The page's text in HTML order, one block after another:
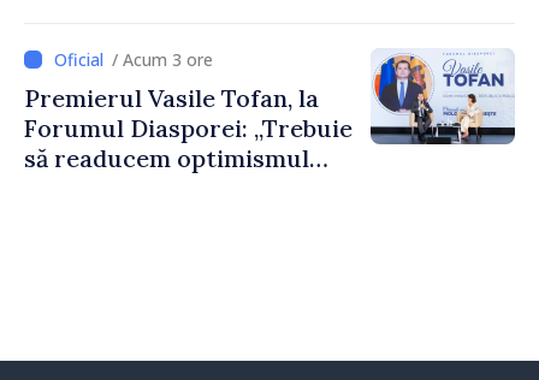
dumneavoastră pentru a
construi comunități mai
puternice”
/ Acum 3 ore
Premierul Vasile Tofan, la
Forumul Diasporei: „Trebuie
să readucem optimismul